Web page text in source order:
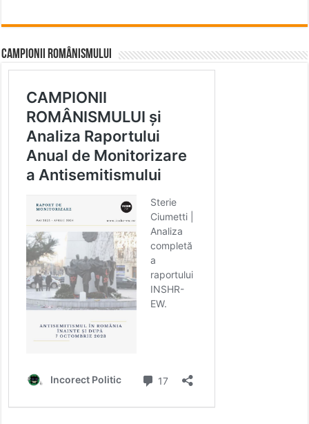
CAMPIONII ROMÂNISMULUI